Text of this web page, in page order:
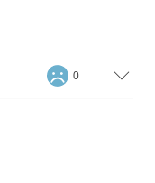
0